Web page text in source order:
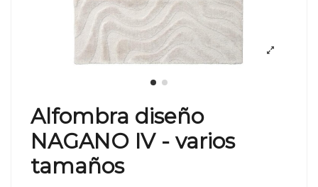
Alfombra diseño
NAGANO IV - varios
tamaños